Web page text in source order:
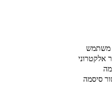
אלקטרוני
סיסמה